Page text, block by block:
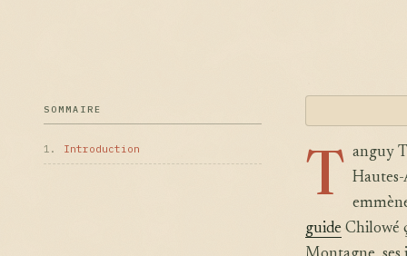
SOMMAIRE
1. Introduction T anguy
Hautes-
guide Chilowé